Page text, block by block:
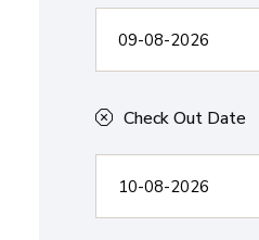
Check Out Date